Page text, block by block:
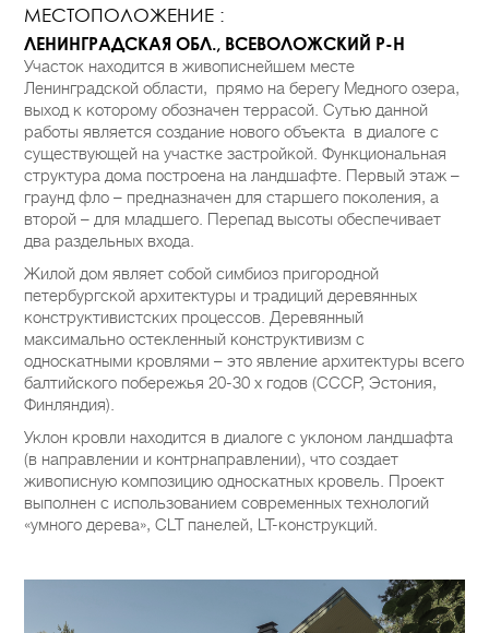
МЕСТОПОЛОЖЕНИЕ :
ЛЕНИНГРАДСКАЯ ОБЛ., ВСЕВОЛОЖСКИЙ Р-Н
Участок находится в живописнейшем месте
Ленинградской области, прямо на берегу Медного озера,
выход к которому обозначен террасой. Сутью данной
работы является создание нового объекта в диалоге с
существующей на участке застройкой. Функциональная
структура дома построена на ландшафте. Первый этаж –
граунд фло – предназначен для старшего поколения, а
второй – для младшего. Перепад высоты обеспечивает
два раздельных входа.
Жилой дом являет собой симбиоз пригородной
петербургской архитектуры и традиций деревянных
конструктивистских процессов. Деревянный
максимально остекленный конструктивизм с
односкатными кровлями – это явление архитектуры всего
балтийского побережья 20-30 х годов (СССР, Эстония,
Финляндия).
Уклон кровли находится в диалоге с уклоном ландшафта
(в направлении и контрнаправлении), что создает
живописную композицию односкатных кровель. Проект
выполнен с использованием современных технологий
«умного дерева», CLT панелей, LT-конструкций.